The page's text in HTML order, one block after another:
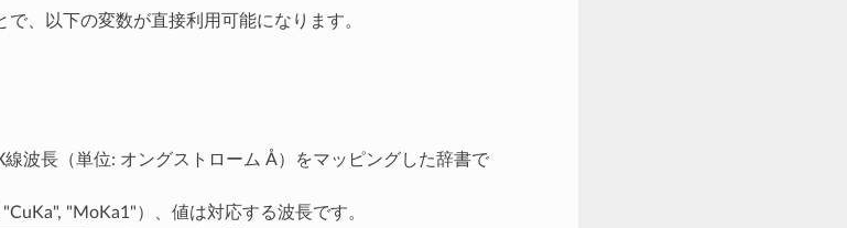
で、以下の変数が直接利用可能になります。
波長（単位: オングストローム Å）をマッピングした辞書で
"MoKa1"）、値は対応する波長です。